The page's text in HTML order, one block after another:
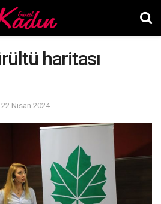
haritası
22 Nisan 2024